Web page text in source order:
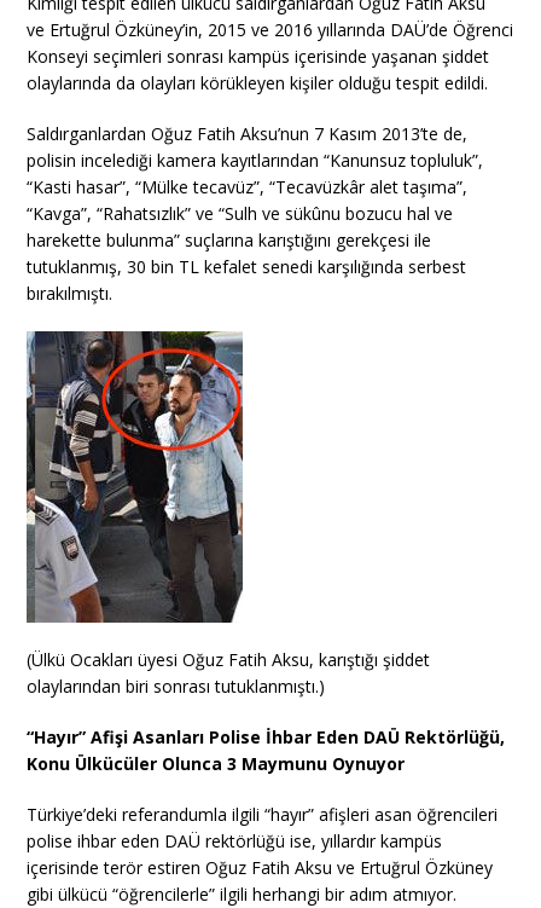
ve Ertuğrul Özküney’in, 2015 ve 2016 yıllarında DAÜ’de Öğrenci
Konseyi seçimleri sonrası kampüs içerisinde yaşanan şiddet
olaylarında da olayları körükleyen kişiler olduğu tespit edildi.
Saldırganlardan Oğuz Fatih Aksu’nun 7 Kasım 2013’te de,
polisin incelediği kamera kayıtlarından “Kanunsuz topluluk”,
“Kasti hasar”, “Mülke tecavüz”, “Tecavüzkâr alet taşıma”,
“Kavga”, “Rahatsızlık” ve “Sulh ve sükûnu bozucu hal ve
harekette bulunma” suçlarına karıştığını gerekçesi ile
tutuklanmış, 30 bin TL kefalet senedi karşılığında serbest
bırakılmıştı.
(Ülkü Ocakları üyesi Oğuz Fatih Aksu, karıştığı şiddet
olaylarından biri sonrası tutuklanmıştı.)
“Hayır” Afişi Asanları Polise İhbar Eden DAÜ Rektörlüğü,
Konu Ülkücüler Olunca 3 Maymunu Oynuyor
Türkiye’deki referandumla ilgili “hayır” afişleri asan öğrencileri
polise ihbar eden DAÜ rektörlüğü ise, yıllardır kampüs
içerisinde terör estiren Oğuz Fatih Aksu ve Ertuğrul Özküney
gibi ülkücü “öğrencilerle” ilgili herhangi bir adım atmıyor.